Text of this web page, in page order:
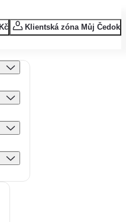
Klientská zóna Můj Čedok